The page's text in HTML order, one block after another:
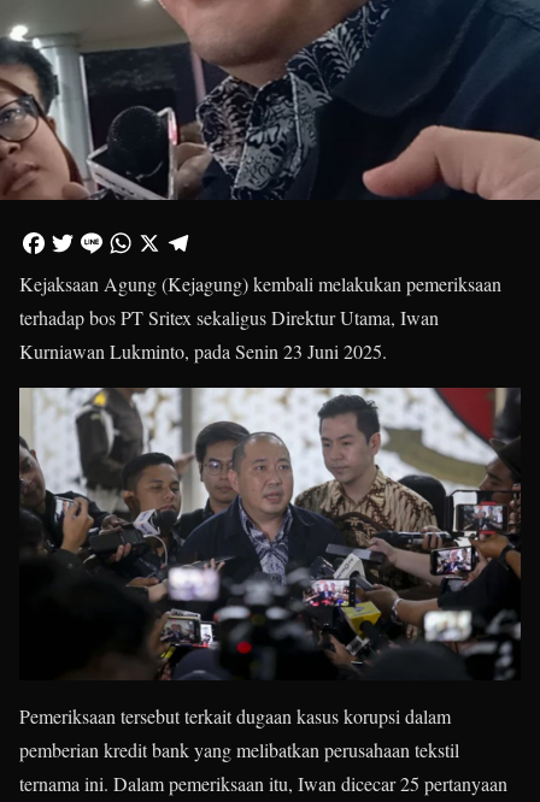
Kejaksaan Agung (Kejagung) kembali melakukan pemeriksaan
terhadap bos PT Sritex sekaligus Direktur Utama, Iwan
Kurniawan Lukminto, pada Senin 23 Juni 2025.
Pemeriksaan tersebut terkait dugaan kasus korupsi dalam
pemberian kredit bank yang melibatkan perusahaan tekstil
ternama ini. Dalam pemeriksaan itu, Iwan dicecar 25 pertanyaan